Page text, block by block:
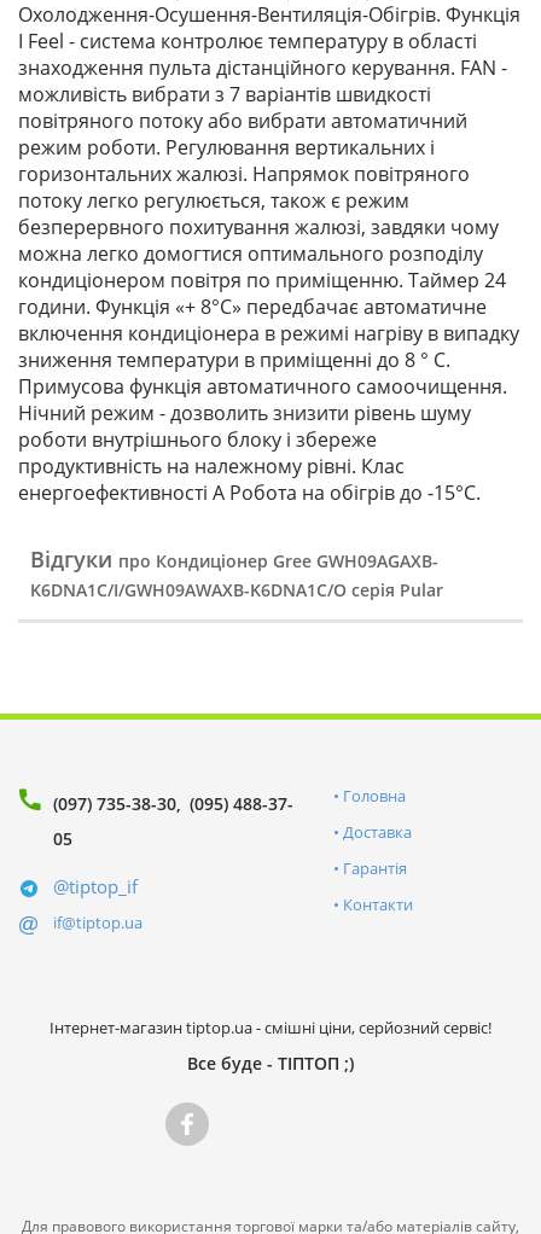
Охолодження-Осушення-Вентиляція-Обігрів. Функція
I Feel - система контролює температуру в області
знаходження пульта дістанційного керування. FAN -
можливість вибрати з 7 варіантів швидкості
повітряного потоку або вибрати автоматичний
режим роботи. Регулювання вертикальних і
горизонтальних жалюзі. Напрямок повітряного
потоку легко регулюється, також є режим
безперервного похитування жалюзі, завдяки чому
можна легко домогтися оптимального розподілу
кондиціонером повітря по приміщенню. Таймер 24
години. Функція «+ 8°С» передбачає автоматичне
включення кондиціонера в режимі нагріву в випадку
зниження температури в приміщенні до 8 ° C.
Примусова функція автоматичного самоочищення.
Нічний режим - дозволить знизити рівень шуму
роботи внутрішнього блоку і збереже
продуктивність на належному рівні. Клас
енергоефективності А Робота на обігрів до -15°С.
Відгуки про Кондиціонер Gree GWH09AGAXB-
K6DNA1C/I/GWH09AWAXB-K6DNA1C/O серія Pular
(097) 735-38-30 (095) 488-37-
05
@tiptop_if
if@tiptop.ua
Головна
Доставка
Гарантія
Контакти
Інтернет-магазин tiptop.ua - смішні ціни, серйозний сервіс!
Все буде - ТІПТОП ;)
Для правового використання торгової марки та/або матеріалів сайту,